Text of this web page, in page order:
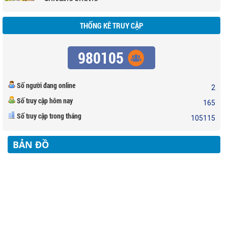
động sản được ưa chuộng nhất trong khu vực, đồng thời đây cũng là thị
trường được kỳ vọng sẽ đạt kết quả hoạt động tốt nhất trong năm nay, nó
THỊ TRƯỜNG ĐỊA ỐC: NHẬN DIỆN CƠ HỘI MỚI
“xì hơi bong bóng” của thị trường bất động sản Việt Nam với nhiều dấu hiệu
tích cực về giao dịch, chuyển dịch giữa các phân khúc, giải quyết tồn kho, tốc
độ giải ngân gói 30.000 tỷ đồng, tín d
CÁCH SỬA LỖI PHONG THỦY CHO NHỮNG THẾ NHÀ
Nhà ở có thể sẽ mắc phải những khiếm khuyết do nhiều yếu tố khác nhau
tác động đến. Việc cải tạo hoặc xây mới không những tốn kém chi phí mà
còn mất nhiều thời gian, do đó, chủ nhà có thể dùng những cách khắc phục
đơn giản hơn mà vẫn mang lại thay đổ
BIỆT THƯ WESTLAKES GOLE & VILLAS - ĐỨC HOÀ
CÁCH XÁC ĐỊNH HƯỚNG CỬA CHÍNH CỦA CĂN HỘ
CHUNG CƯ
THỐNG KÊ TRUY CẬP
980105
Số người đang online 2
Số truy cập hôm nay 165
Số truy cập trong tháng 105115
BẢN ĐỒ